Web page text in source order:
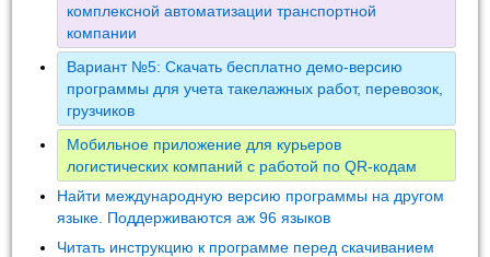
комплексной автоматизации транспортной
компании
Вариант №5: Скачать бесплатно демо-версию
программы для учета такелажных работ, перевозок,
грузчиков
Мобильное приложение для курьеров
логистических компаний с работой по QR-кодам
Найти международную версию программы на другом
языке. Поддерживаются аж 96 языков
Читать инструкцию к программе перед скачиванием